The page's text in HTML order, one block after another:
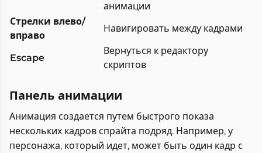
анимации
Стрелки влево/
вправо
Навигировать между кадрами
Escape
Вернуться к редактору
скриптов
Панель анимации
Анимация создается путем быстрого показа
нескольких кадров спрайта подряд. Например, у
персонажа, который идет, может быть один кадр с